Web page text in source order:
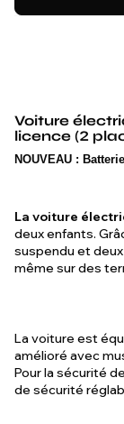
Voiture
licence (2
NOUVEAU :
La voiture
deux enfants.
suspendu et
même sur des
La voiture est
amélioré avec
Pour la sécurité
de sécurité